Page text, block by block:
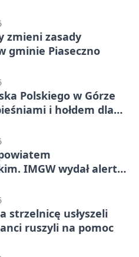
zmieni zasady
gminie Piaseczno
Polskiego w Górze
i hołdem dla
IMGW wydał alert
strzelnicę usłyszeli
ruszyli na pomoc